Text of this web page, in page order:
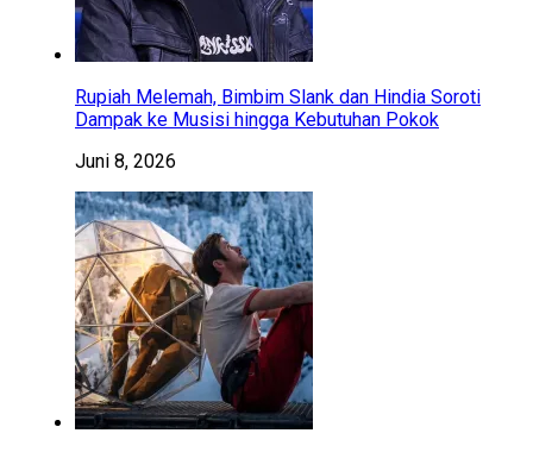
Rupiah Melemah, Bimbim Slank dan Hindia Soroti
Dampak ke Musisi hingga Kebutuhan Pokok
Juni 8, 2026